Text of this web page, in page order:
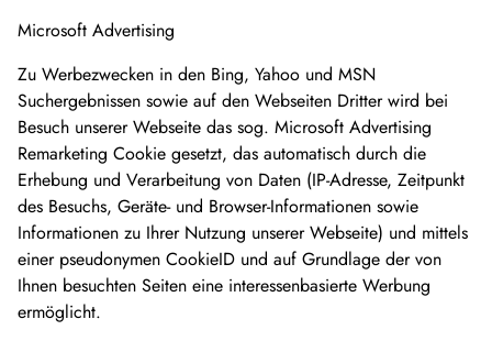
Microsoft Advertising
Zu Werbezwecken in den Bing, Yahoo und MSN
Suchergebnissen sowie auf den Webseiten Dritter wird bei
Besuch unserer Webseite das sog. Microsoft Advertising
Remarketing Cookie gesetzt, das automatisch durch die
Erhebung und Verarbeitung von Daten (IP-Adresse, Zeitpunkt
des Besuchs, Geräte- und Browser-Informationen sowie
Informationen zu Ihrer Nutzung unserer Webseite) und mittels
einer pseudonymen CookieID und auf Grundlage der von
Ihnen besuchten Seiten eine interessenbasierte Werbung
ermöglicht.